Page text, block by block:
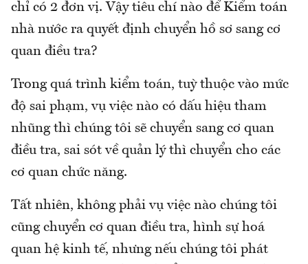
chỉ có 2 đơn vị. Vậy tiêu chí nào để Kiểm toán
nhà nước ra quyết định chuyển hồ sơ sang cơ
quan điều tra?
Trong quá trình kiểm toán, tuỳ thuộc vào mức
độ sai phạm, vụ việc nào có dấu hiệu tham
nhũng thì chúng tôi sẽ chuyển sang cơ quan
điều tra, sai sót về quản lý thì chuyển cho các
cơ quan chức năng.
Tất nhiên, không phải vụ việc nào chúng tôi
cũng chuyển cơ quan điều tra, hình sự hoá
quan hệ kinh tế, nhưng nếu chúng tôi phát